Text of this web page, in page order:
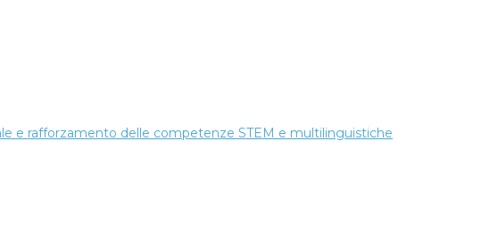
e rafforzamento delle competenze STEM e multilinguistiche